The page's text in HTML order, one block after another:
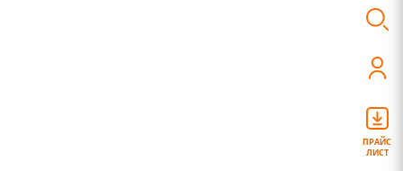
ПРАЙС
ЛИСТ